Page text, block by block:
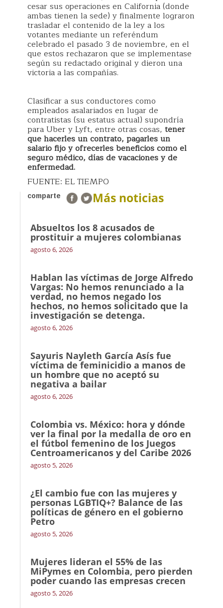
cesar sus operaciones en California (donde
ambas tienen la sede) y finalmente lograron
trasladar el contenido de la ley a los
votantes mediante un referéndum
celebrado el pasado 3 de noviembre, en el
que estos rechazaron que se implementase
según su redactado original y dieron una
victoria a las compañías.
Clasificar a sus conductores como
empleados asalariados en lugar de
contratistas (su estatus actual) supondría
para Uber y Lyft, entre otras cosas, tener
que hacerles un contrato, pagarles un
salario fijo y ofrecerles beneficios como el
seguro médico, días de vacaciones y de
enfermedad.
FUENTE: EL TIEMPO
comparte Más noticias
Absueltos los 8 acusados de
prostituir a mujeres colombianas
agosto 6, 2026
Hablan las víctimas de Jorge Alfredo
Vargas: No hemos renunciado a la
verdad, no hemos negado los
hechos, no hemos solicitado que la
investigación se detenga.
agosto 6, 2026
Sayuris Nayleth García Asís fue
víctima de feminicidio a manos de
un hombre que no aceptó su
negativa a bailar
agosto 6, 2026
Colombia vs. México: hora y dónde
ver la final por la medalla de oro en
el fútbol femenino de los Juegos
Centroamericanos y del Caribe 2026
agosto 5, 2026
¿El cambio fue con las mujeres y
personas LGBTIQ+? Balance de las
políticas de género en el gobierno
Petro
agosto 5, 2026
Mujeres lideran el 55% de las
MiPymes en Colombia, pero pierden
poder cuando las empresas crecen
agosto 5, 2026